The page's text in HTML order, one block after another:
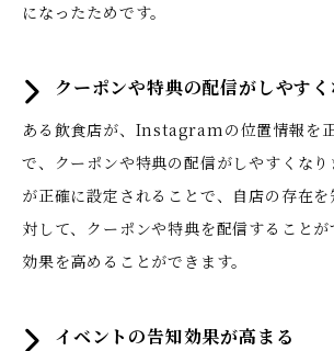
になったためです。
クーポンや特典の配信がしやすく
ある飲食店が、Instagramの位置情報を
で、クーポンや特典の配信がしやすくな
が正確に設定されることで、自店の存在
対して、クーポンや特典を配信すること
効果を高めることができます。
イベントの告知効果が高まる